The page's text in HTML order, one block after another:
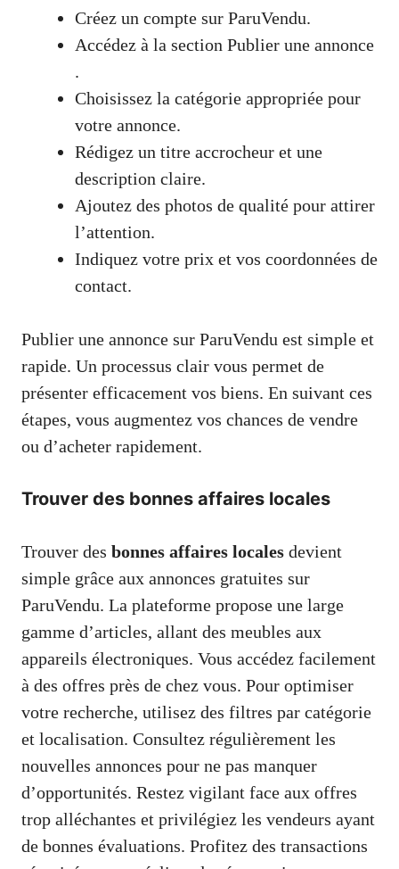
Créez un compte sur ParuVendu.
Accédez à la section Publier une annonce
.
Choisissez la catégorie appropriée pour
votre annonce.
Rédigez un titre accrocheur et une
description claire.
Ajoutez des photos de qualité pour attirer
l’attention.
Indiquez votre prix et vos coordonnées de
contact.
Publier une annonce sur ParuVendu est simple et
rapide. Un processus clair vous permet de
présenter efficacement vos biens. En suivant ces
étapes, vous augmentez vos chances de vendre
ou d’acheter rapidement.
Trouver des bonnes affaires locales
Trouver des bonnes affaires locales devient
simple grâce aux annonces gratuites sur
ParuVendu. La plateforme propose une large
gamme d’articles, allant des meubles aux
appareils électroniques. Vous accédez facilement
à des offres près de chez vous. Pour optimiser
votre recherche, utilisez des filtres par catégorie
et localisation. Consultez régulièrement les
nouvelles annonces pour ne pas manquer
d’opportunités. Restez vigilant face aux offres
trop alléchantes et privilégiez les vendeurs ayant
de bonnes évaluations. Profitez des transactions